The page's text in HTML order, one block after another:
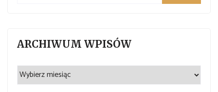
ARCHIWUM WPISÓW
Archiwum
wpisów